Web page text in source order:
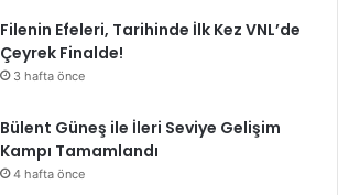
Filenin Efeleri, Tarihinde İlk Kez VNL’de
Çeyrek Finalde!
3 hafta önce
Bülent Güneş ile İleri Seviye Gelişim
Kampı Tamamlandı
4 hafta önce